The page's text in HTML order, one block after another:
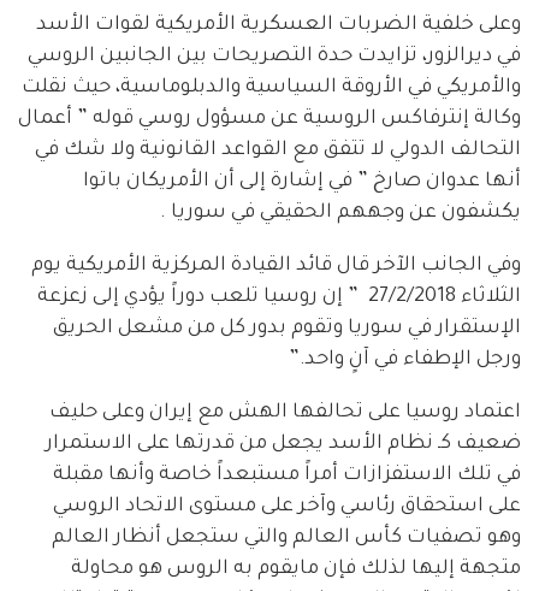
وعلى خلفية الضربات العسكرية الأمريكية لقوات الأسد
في ديرالزور، تزايدت حدة التصريحات بين الجانبين الروسي
والأمريكي في الأروقة السياسية والدبلوماسية، حيث نقلت
وكالة إنترفاكس الروسية عن مسؤول روسي قوله ” أعمال
التحالف الدولي لا تتفق مع القواعد القانونية ولا شك في
أنها عدوان صارخ ” في إشارة إلى أن الأمريكان باتوا
يكشفون عن وجههم الحقيقي في سوريا .
وفي الجانب الآخر قال قائد القيادة المركزية الأمريكية يوم
الثلاثاء 27/2/2018 ” إن روسيا تلعب دوراً يؤدي إلى زعزعة
الإستقرار في سوريا وتقوم بدور كل من مشعل الحريق
ورجل الإطفاء في آنٍ واحد.”
اعتماد روسيا على تحالفها الهش مع إيران وعلى حليف
ضعيف كـ نظام الأسد يجعل من قدرتها على الاستمرار
في تلك الاستفزازات أمراً مستبعداً خاصة وأنها مقبلة
على استحقاق رئاسي وآخر على مستوى الاتحاد الروسي
وهو تصفيات كأس العالم والتي ستجعل أنظار العالم
متجهة إليها لذلك فإن مايقوم به الروس هو محاولة